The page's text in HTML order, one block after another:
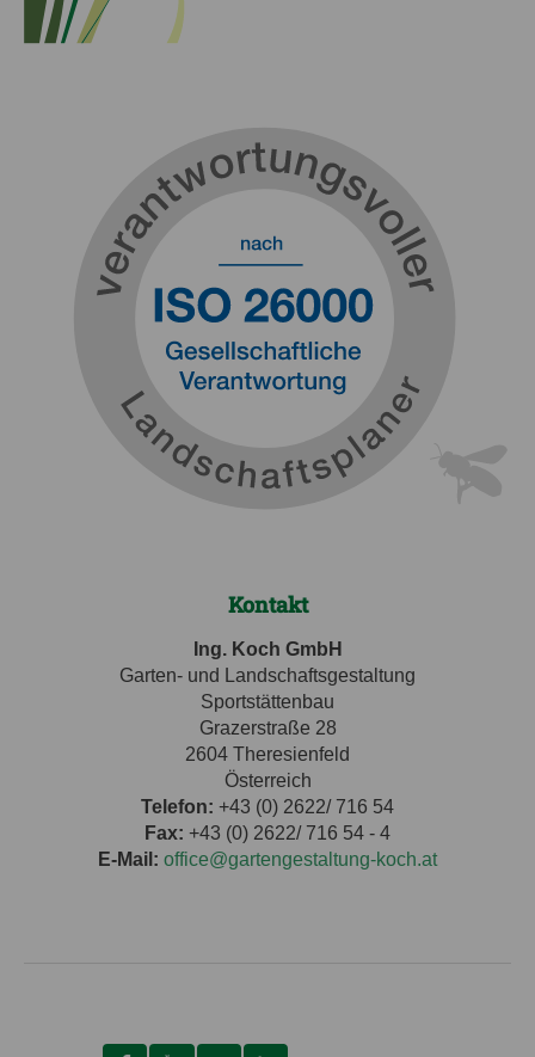
Kontakt
Ing. Koch GmbH
Garten- und Landschaftsgestaltung
Sportstättenbau
Grazerstraße 28
2604 Theresienfeld
Österreich
Telefon: +43 (0) 2622/ 716 54
Fax: +43 (0) 2622/ 716 54 - 4
E-Mail: office@gartengestaltung-koch.at